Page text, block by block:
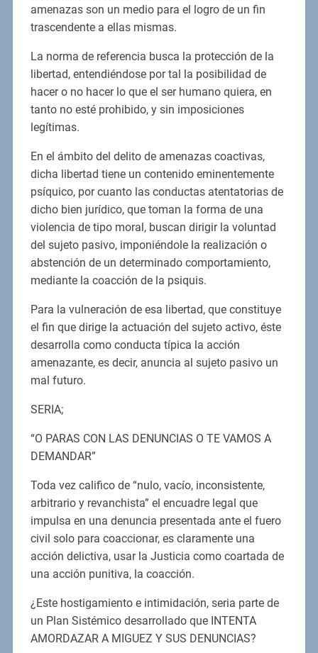
amenazas son un medio para el logro de un fin
trascendente a ellas mismas.
La norma de referencia busca la protección de la
libertad, entendiéndose por tal la posibilidad de
hacer o no hacer lo que el ser humano quiera, en
tanto no esté prohibido, y sin imposiciones
legítimas.
En el ámbito del delito de amenazas coactivas,
dicha libertad tiene un contenido eminentemente
psíquico, por cuanto las conductas atentatorias de
dicho bien jurídico, que toman la forma de una
violencia de tipo moral, buscan dirigir la voluntad
del sujeto pasivo, imponiéndole la realización o
abstención de un determinado comportamiento,
mediante la coacción de la psiquis.
Para la vulneración de esa libertad, que constituye
el fin que dirige la actuación del sujeto activo, éste
desarrolla como conducta típica la acción
amenazante, es decir, anuncia al sujeto pasivo un
mal futuro.
SERIA;
“O PARAS CON LAS DENUNCIAS O TE VAMOS A
DEMANDAR”
Toda vez califico de “nulo, vacío, inconsistente,
arbitrario y revanchista” el encuadre legal que
impulsa en una denuncia presentada ante el fuero
civil solo para coaccionar, es claramente una
acción delictiva, usar la Justicia como coartada de
una acción punitiva, la coacción.
¿Este hostigamiento e intimidación, seria parte de
un Plan Sistémico desarrollado que INTENTA
AMORDAZAR A MIGUEZ Y SUS DENUNCIAS?